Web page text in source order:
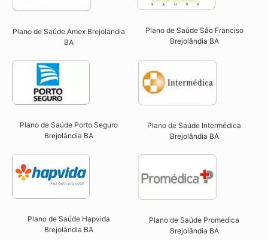
Plano de Saúde Amex Brejolândia
BA
Plano de Saúde São Franciso
Brejolândia BA​
Plano de Saúde Porto Seguro
Brejolândia BA​
Plano de Saúde Intermédica
Brejolândia BA​
Plano de Saúde Hapvida
Brejolândia BA​
Plano de Saúde Promedica
Brejolândia BA